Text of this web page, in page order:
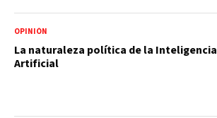
OPINIÓN
La naturaleza política de la Inteligencia
Artificial